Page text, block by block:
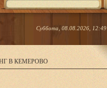
Суббота, 08.08.2026, 12:49
В КЕМЕРОВО